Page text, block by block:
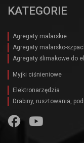
KATEGORIE
Agregaty malarskie
Agregaty malarsko-
Agregaty ślimakowe do
Myjki ciśnieniowe
Elektronarzędzia
Drabiny, rusztowania,